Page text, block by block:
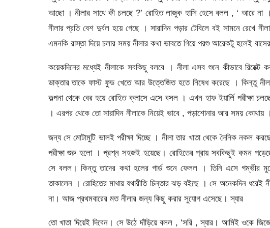
আছো । নীলার সাথে কী চলছে ?’ রোহিত লাজুক হাসি হেসে বলল , ‘ আরে
নীলার প্রতি বেশ দুর্বল হয়ে গেছে । সারাদিন পড়ার টেবিলে বই সামনে রেখে
এমনকি রাস্তা দিয়ে চলার সময় নীলার কথা ভাবতে গিয়ে পরশু আরেকটু হলেই
কয়েকদিনের মধ্যেই নীলাকে সবকিছু বলবে । নীলা এসব শুনে কীভাবে
ডাক্তার তাকে ফাস্ট ফুড খেতে আর উত্তেজিত হতে নিষেধ করেছে । কিন্তু
কল্পনা থেকে বের হয়ে রোহিত ক্লাসে এসে বসল । এখন হাফ ইয়ার্লি পরীক্ষা
। এরপর থেকে তো সারাদিন নীলাকে নিয়েই ভাবে , পড়াশোনার আর সময়
জন্য সে মোটামুটি ভালই পরীক্ষা দিচ্ছে । নীলা তার খাতা থেকে দৈনিক নকল
পরীক্ষা শুরু হলো । প্রশ্ন সহজই হয়েছে। রোহিতের প্রায় সবকিছুই কমন
সে বলল। কিন্তু তাদের কথা হলের গার্ড শুনে ফেলল । তিনি এসে গম্ভীর
তাকালেন । রোহিতের মাথায় যথারীতি চিন্তার ঝড় বইছে । সে অনেকদিন ধরেই
না। আজ প্রথমবারের মত নীলার জন্য কিছু করার সুযোগ এসেছে। স্যার
তো খাতা দিয়েই দিবেন। সে উঠে দাঁড়িয়ে বলল , ‘সরি , স্যার। আমিই ওকে